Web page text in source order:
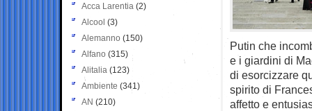
Putin che
e i giardini di
di esorcizzare
spirito di
affetto e
Acca Larentia (2)
Alcool (3)
Alemanno (150)
Alfano (315)
Alitalia (123)
Ambiente (341)
AN (210)